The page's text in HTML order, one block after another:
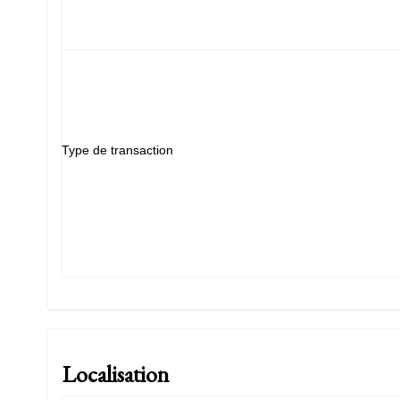
Type de transaction
Localisation